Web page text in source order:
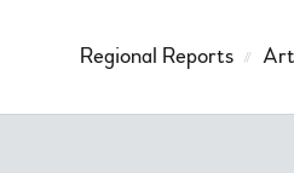
Regional Reports